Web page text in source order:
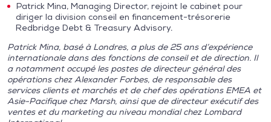
Patrick Mina, Managing Director, rejoint le cabinet pour
diriger la division conseil en financement-trésorerie
Redbridge Debt & Treasury Advisory.
Patrick Mina, basé à Londres, a plus de 25 ans d’expérience
internationale dans des fonctions de conseil et de direction. Il
a notamment occupé les postes de directeur général des
opérations chez Alexander Forbes, de responsable des
services clients et marchés et de chef des opérations EMEA et
Asie-Pacifique chez Marsh, ainsi que de directeur exécutif des
ventes et du marketing au niveau mondial chez Lombard